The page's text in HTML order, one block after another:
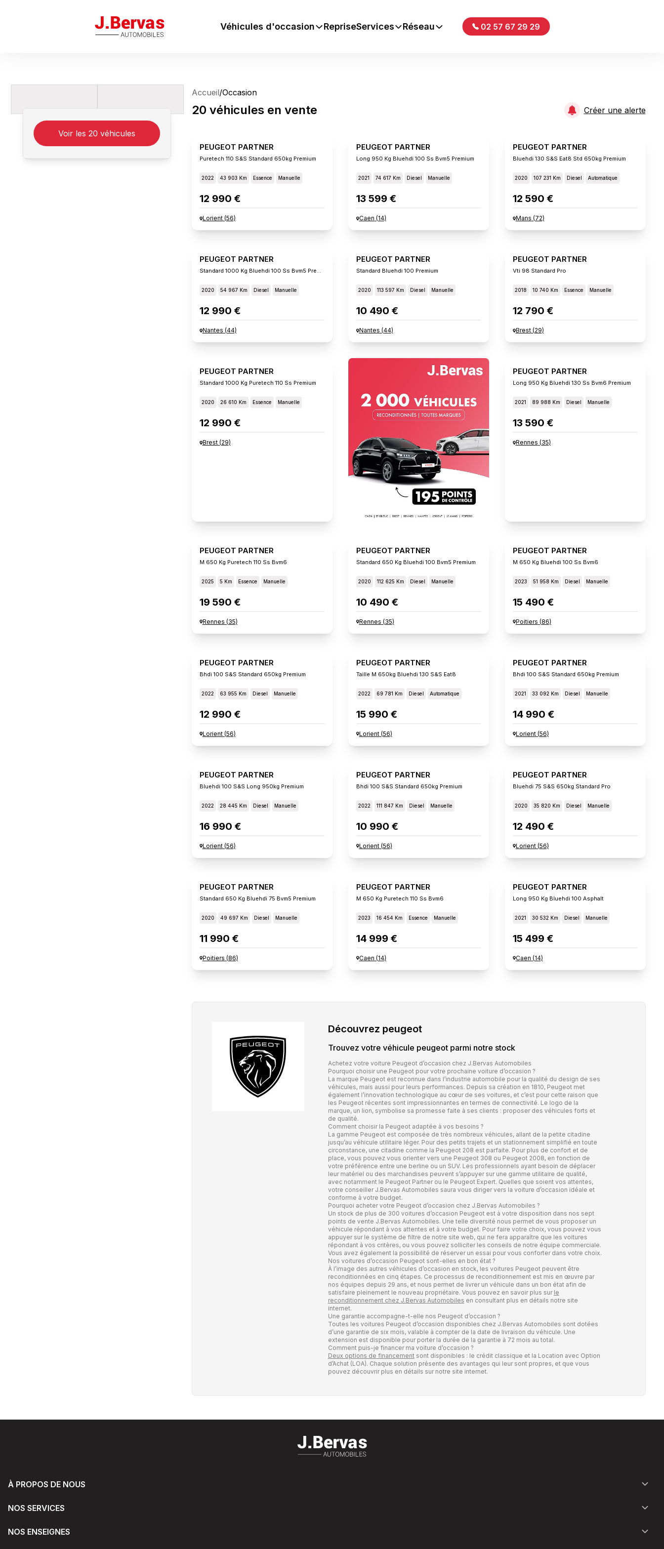
J.Bervas Véhicules d'occasion RepriseServices Réseau 02 57 67 29 29
Voir les 20 véhicules
Accueil/Occasion
20 véhicules en vente Créer une alerte
PEUGEOT PARTNER
Puretech 110 S&s Standard 650kg Premium
2022 43 903 Km Essence Manuelle
12 990 €
Lorient(56)
PEUGEOT PARTNER
Long 950 Kg Bluehdi 100 Ss Bvm5 Premium
2021 74 617 Km Diesel Manuelle
13 599 €
Caen (14)
PEUGEOT PARTNER
Bluehdi 130 S&s Eat8 Std 650kg Premium
2020 107 231 Km Diesel Automatique
12 590 €
Mans (72)
PEUGEOT PARTNER
Standard 1000 Kg Bluehdi 100 Ss Bvm5 Premiu
2020 54 967 Km Diesel Manuelle
12 990 €
Nantes (44)
PEUGEOT PARTNER
Standard Bluehdi 100 Premium
2020 113 597 Km Diesel Manuelle
10 490 €
Nantes (44)
PEUGEOT PARTNER
Vti 98 Standard Pro
2018 10 740 Km Essence Manuelle
12 790 €
Brest(29)
PEUGEOT PARTNER
Standard 1000 Kg Puretech 110 Ss Premium
2020 26 610 Km Essence Manuelle
12 990 €
Brest(29)
PEUGEOT PARTNER
Long 950 Kg Bluehdi 130 Ss Bvm6 Premium
2021 89 988 Km Diesel Manuelle
13 590 €
Rennes (35)
PEUGEOT PARTNER
M 650 Kg Puretech 110 Ss Bvm6
2025 5 Km Essence Manuelle
19 590 €
Rennes (35)
PEUGEOT PARTNER
Standard 650 Kg Bluehdi 100 Bvm5 Premium
2020 112 625 Km Diesel Manuelle
10 490 €
Rennes (35)
PEUGEOT PARTNER
M 650 Kg Bluehdi 100 Ss Bvm6
2023 51 958 Km Diesel Manuelle
15 490 €
Poitiers (86)
PEUGEOT PARTNER
Bhdi 100 S&s Standard 650kg Premium
2022 63 955 Km Diesel Manuelle
12 990 €
Lorient(56)
PEUGEOT PARTNER
Taille M 650kg Bluehdi 130 S&s Eat8
2022 69 781 Km Diesel Automatique
15 990 €
Lorient(56)
PEUGEOT PARTNER
Bhdi 100 S&s Standard 650kg Premium
2021 33 092 Km Diesel Manuelle
14 990 €
Lorient(56)
PEUGEOT PARTNER
Bluehdi 100 S&s Long 950kg Premium
2022 28 445 Km Diesel Manuelle
16 990 €
Lorient(56)
PEUGEOT PARTNER
Bhdi 100 S&s Standard 650kg Premium
2022 111 847 Km Diesel Manuelle
10 990 €
Lorient(56)
PEUGEOT PARTNER
Bluehdi 75 S&s 650kg Standard Pro
2020 35 820 Km Diesel Manuelle
12 490 €
Lorient(56)
PEUGEOT PARTNER
Standard 650 Kg Bluehdi 75 Bvm5 Premium
2020 49 697 Km Diesel Manuelle
11 990 €
Poitiers (86)
PEUGEOT PARTNER
M 650 Kg Puretech 110 Ss Bvm6
2023 16 454 Km Essence Manuelle
14 999 €
Caen (14)
PEUGEOT PARTNER
Long 950 Kg Bluehdi 100 Asphalt
2021 30 532 Km Diesel Manuelle
15 499 €
Caen (14)
Découvrez peugeot
Trouvez votre véhicule peugeotparmi notre stock
Achetez votre voiture Peugeot d’occasion chez J.Bervas Automobiles
Pourquoi choisir une Peugeot pour votre prochaine voiture d’occasion ?
La marque Peugeot est reconnue dans l’industrie automobile pour la qualité du design de ses
véhicules, mais aussi pour leurs performances. Depuis sa création en 1810, Peugeot met
également l’innovation technologique au cœur de ses voitures, et c’est pour cette raison que
les Peugeot récentes sont impressionnantes en termes de connectivité. Le logo de la
marque, un lion, symbolise sa promesse faite à ses clients : proposer des véhicules forts et
de qualité.
Comment choisir la Peugeot adaptée à vos besoins ?
La gamme Peugeot est composée de très nombreux véhicules, allant de la petite citadine
jusqu’au véhicule utilitaire léger. Pour des petits trajets et un stationnement simplifié en toute
circonstance, une citadine comme la Peugeot 208 est parfaite. Pour plus de confort et de
place, vous pouvez vous orienter vers une Peugeot 308 ou Peugeot 2008, en fonction de
votre préférence entre une berline ou un SUV. Les professionnels ayant besoin de déplacer
leur matériel ou des marchandises peuvent s’appuyer sur une gamme utilitaire de qualité,
avec notamment le Peugeot Partner ou le Peugeot Expert. Quelles que soient vos attentes,
votre conseiller J.Bervas Automobiles saura vous diriger vers la voiture d’occasion idéale et
conforme à votre budget.
Pourquoi acheter votre Peugeot d’occasion chez J.Bervas Automobiles ?
Un stock de plus de 300 voitures d’occasion Peugeot est à votre disposition dans nos sept
points de vente J.Bervas Automobiles. Une telle diversité nous permet de vous proposer un
véhicule répondant à vos attentes et à votre budget. Pour faire votre choix, vous pouvez vous
appuyer sur le système de filtre de notre site web, qui ne fera apparaître que les voitures
répondant à vos critères, ou vous pouvez solliciter les conseils de notre équipe commerciale.
Vous avez également la possibilité de réserver un essai pour vous conforter dans votre choix.
Nos voitures d’occasion Peugeot sont-elles en bon état ?
À l’image des autres véhicules d’occasion en stock, les voitures Peugeot peuvent être
reconditionnées en cinq étapes. Ce processus de reconditionnement est mis en œuvre par
nos équipes depuis 29 ans, et nous permet de livrer un véhicule dans un bon état afin de
satisfaire pleinement le nouveau propriétaire. Vous pouvez en savoir plus sur le
reconditionnement chez J.Bervas Automobiles en consultant plus en détails notre site
internet.
Une garantie accompagne-t-elle nos Peugeot d’occasion ?
Toutes les voitures Peugeot d’occasion disponibles chez J.Bervas Automobiles sont dotées
d’une garantie de six mois, valable à compter de la date de livraison du véhicule. Une
extension est disponible pour porter la durée de la garantie à 72 mois au total.
Comment puis-je financer ma voiture d’occasion ?
Deux options de financementsont disponibles : le crédit classique et la Location avec Option
d’Achat (LOA). Chaque solution présente des avantages qui leur sont propres, et que vous
pouvez découvrir plus en détails sur notre site internet.
À PROPOS DE NOUS
NOS SERVICES
NOS ENSEIGNES